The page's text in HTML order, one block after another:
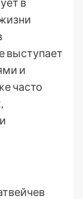
выступает
и
часто